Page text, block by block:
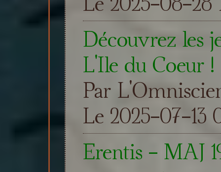
Découvrez les
L'Ile du Coeur !
Par
Le 2025-07-13
Erentis - MAJ